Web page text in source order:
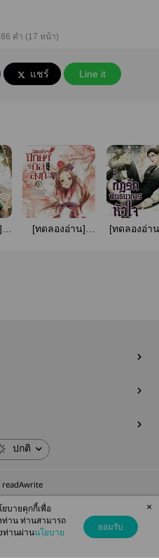
คำ (17 หน้า)
แชร์ Line it
[ทดลองอ่าน]
[ทดลองอ่าน]
ปกติ
Public Company Limited
บายคุกกี้เพื่อ
าน ท่านสามารถ
ท่านผ่านนโยบาย
ยอมรับ
×